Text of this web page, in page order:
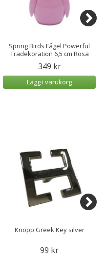
Spring Birds Fågel Powerful
Trädekoration 6,5 cm Rosa
349 kr
Lägg i varukorg
Knopp Greek Key silver
99 kr